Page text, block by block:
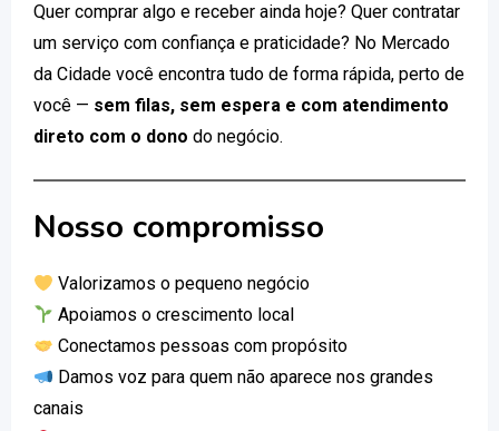
Quer comprar algo e receber ainda hoje? Quer contratar
um serviço com confiança e praticidade? No Mercado
da Cidade você encontra tudo de forma rápida, perto de
você — sem filas, sem espera e com atendimento
direto com o dono do negócio.
Nosso compromisso
Valorizamos o pequeno negócio
Apoiamos o crescimento local
Conectamos pessoas com propósito
Damos voz para quem não aparece nos grandes
canais